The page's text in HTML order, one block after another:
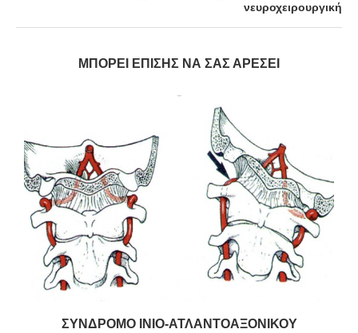
νευροχειρουργική
ΜΠΟΡΕΊ ΕΠΊΣΗΣ ΝΑ ΣΑΣ ΑΡΈΣΕΙ
ΣΥΝΔΡΟΜΟ ΙΝΙΟ-ΑΤΛΑΝΤΟΑΞΟΝΙΚΟΥ